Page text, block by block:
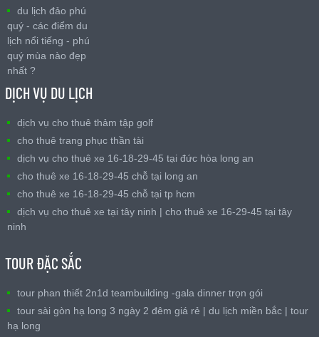
du lịch đảo phú
quý - các điểm du
lịch nổi tiếng - phú
quý mùa nào đẹp
nhất ?
DỊCH VỤ DU LỊCH
dịch vụ cho thuê thảm tập golf
cho thuê trang phục thần tài
dịch vụ cho thuê xe 16-18-29-45 tại đức hòa long an
cho thuê xe 16-18-29-45 chỗ tại long an
cho thuê xe 16-18-29-45 chỗ tại tp hcm
dịch vụ cho thuê xe tại tây ninh | cho thuê xe 16-29-45 tại tây
ninh
TOUR ĐẶC SẮC
tour phan thiết 2n1d teambuilding -gala dinner trọn gói
tour sài gòn hạ long 3 ngày 2 đêm giá rẻ | du lịch miền bắc | tour
hạ long